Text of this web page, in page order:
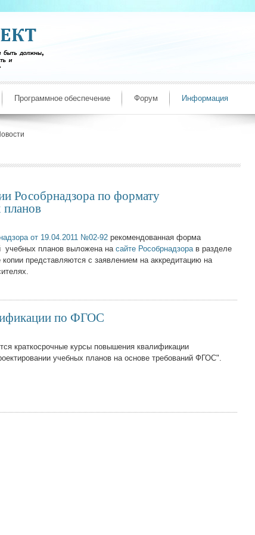
Программное обеспечение Форум Информация
Рособрнадзора по формату
планов
от 19.04.2011 №02-92 рекомендованная форма
учебных планов выложена на сайте Рособрнадзорав разделе
представляются с заявлением на аккредитацию на
по ФГОС
краткосрочные курсы повышения квалификации
учебных планов на основе требований ФГОС".